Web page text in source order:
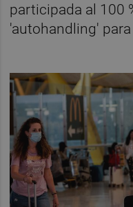
participada al 100
'autohandling'